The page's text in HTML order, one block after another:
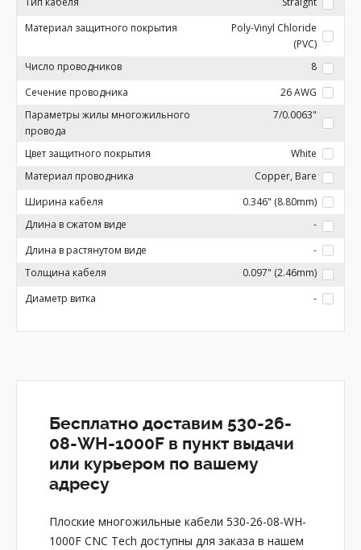
Материал защитного покрытия
Poly-Vinyl Chloride
(PVC)
Число проводников
8
Сечение проводника
26 AWG
Параметры жилы многожильного
провода
7/0.0063"
Цвет защитного покрытия
White
Материал проводника
Copper, Bare
Ширина кабеля
0.346" (8.80mm)
Длина в сжатом виде
-
Длина в растянутом виде
-
Толщина кабеля
0.097" (2.46mm)
Диаметр витка
-
Бесплатно доставим 530-26-
08-WH-1000F в пункт выдачи
или курьером по вашему
адресу
Плоские многожильные кабели 530-26-08-WH-
1000F CNC Tech доступны для заказа в нашем